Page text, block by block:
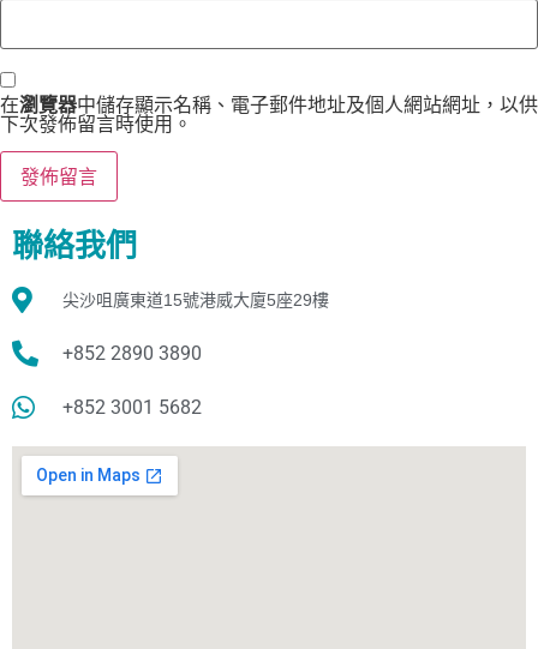
在瀏覽器中儲存顯示名稱、電子郵件地址及個人網站網址，以供
下次發佈留言時使用。
聯絡我們
尖沙咀廣東道15號港威大廈5座29樓
+852 2890 3890
+852 3001 5682